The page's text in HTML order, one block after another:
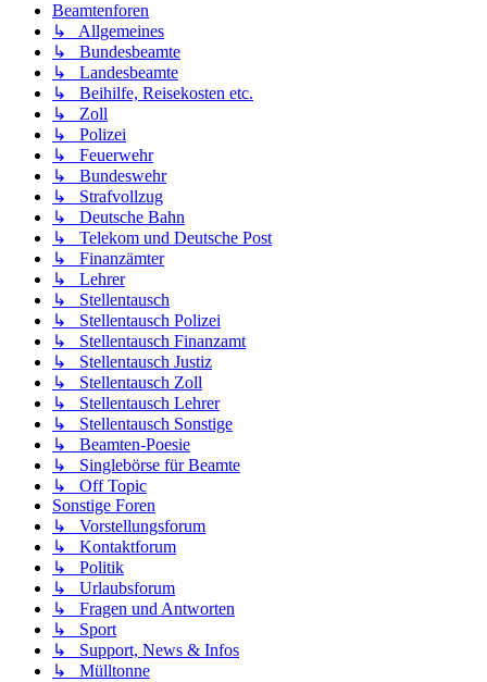
Beamtenforen
↳ Allgemeines
↳ Bundesbeamte
↳ Landesbeamte
↳ Beihilfe, Reisekosten etc.
↳ Zoll
↳ Polizei
↳ Feuerwehr
↳ Bundeswehr
↳ Strafvollzug
↳ Deutsche Bahn
↳ Telekom und Deutsche Post
↳ Finanzämter
↳ Lehrer
↳ Stellentausch
↳ Stellentausch Polizei
↳ Stellentausch Finanzamt
↳ Stellentausch Justiz
↳ Stellentausch Zoll
↳ Stellentausch Lehrer
↳ Stellentausch Sonstige
↳ Beamten-Poesie
↳ Singlebörse für Beamte
↳ Off Topic
Sonstige Foren
↳ Vorstellungsforum
↳ Kontaktforum
↳ Politik
↳ Urlaubsforum
↳ Fragen und Antworten
↳ Sport
↳ Support, News & Infos
↳ Mülltonne